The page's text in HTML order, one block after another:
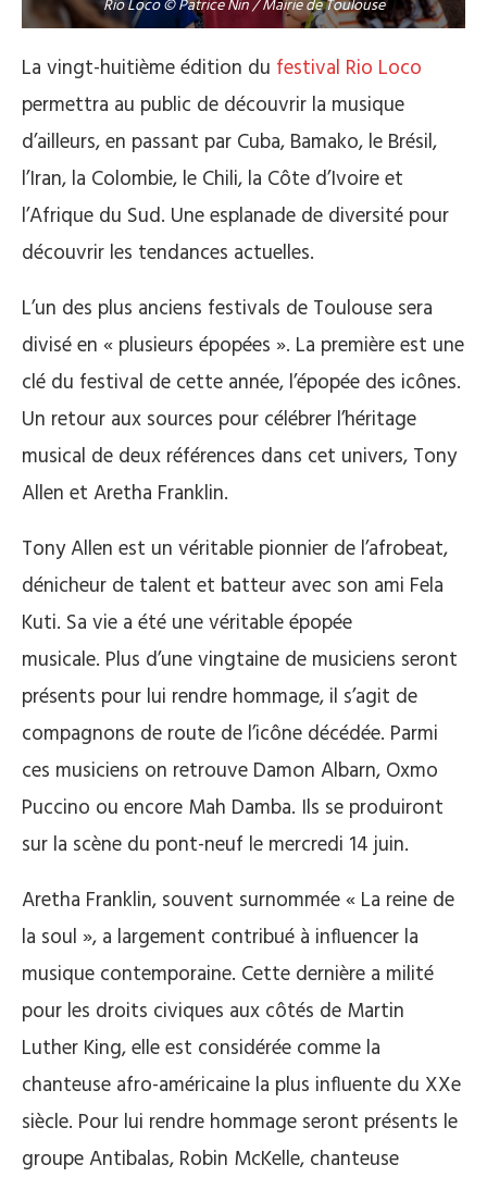
Rio Loco © Patrice Nin / Mairie de Toulouse
La vingt-huitième édition du festival Rio Loco
permettra au public de découvrir la musique
d’ailleurs, en passant par Cuba, Bamako, le Brésil,
l’Iran, la Colombie, le Chili, la Côte d’Ivoire et
l’Afrique du Sud. Une esplanade de diversité pour
découvrir les tendances actuelles.
L’un des plus anciens festivals de Toulouse sera
divisé en « plusieurs épopées ». La première est une
clé du festival de cette année, l’épopée des icônes.
Un retour aux sources pour célébrer l’héritage
musical de deux références dans cet univers, Tony
Allen et Aretha Franklin.
Tony Allen est un véritable pionnier de l’afrobeat,
dénicheur de talent et batteur avec son ami Fela
Kuti. Sa vie a été une véritable épopée
musicale. Plus d’une vingtaine de musiciens seront
présents pour lui rendre hommage, il s’agit de
compagnons de route de l’icône décédée. Parmi
ces musiciens on retrouve Damon Albarn, Oxmo
Puccino ou encore Mah Damba. Ils se produiront
sur la scène du pont-neuf le mercredi 14 juin.
Aretha Franklin, souvent surnommée « La reine de
la soul », a largement contribué à influencer la
musique contemporaine. Cette dernière a milité
pour les droits civiques aux côtés de Martin
Luther King, elle est considérée comme la
chanteuse afro-américaine la plus influente du XXe
siècle. Pour lui rendre hommage seront présents le
groupe Antibalas, Robin McKelle, chanteuse